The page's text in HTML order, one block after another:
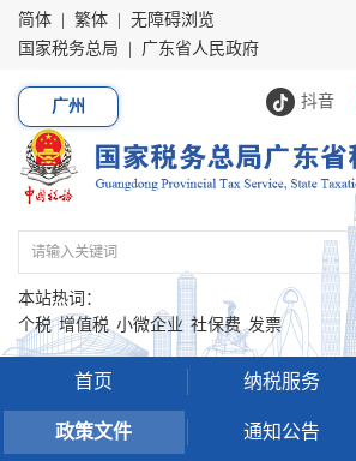
简体 繁体
无障碍浏览
国家税务总局
广东省人民政府
抖音
广州
本站热词：
个税 增值税 小微企业 社保费 发票
首页 纳税服务
政策文件 通知公告